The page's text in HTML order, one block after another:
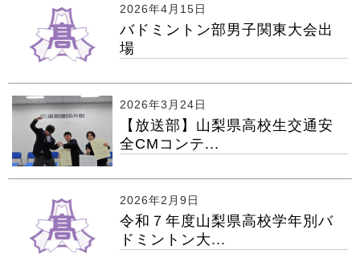
2026年4月15日
バドミントン部男子関東大会出
場
2026年3月24日
【放送部】山梨県高校生交通安
全CMコンテ...
2026年2月9日
令和７年度山梨県高校学年別バ
ドミントン大...